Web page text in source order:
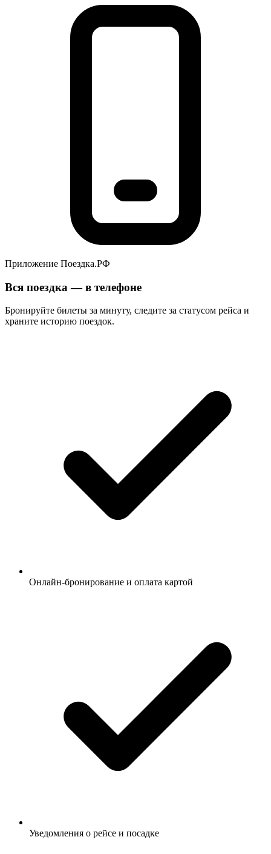
Приложение Поездка.РФ
Вся поездка — в телефоне
Бронируйте билеты за минуту, следите за статусом рейса и
храните историю поездок.
Онлайн-бронирование и оплата картой
Уведомления о рейсе и посадке